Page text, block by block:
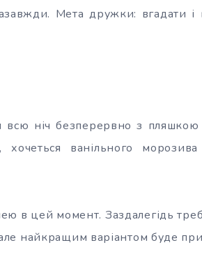
Мета дружки: вгадати і
всю ніч безперервно з
хочеться ванільного
в цей момент. Заздалегідь
найкращим варіантом буде